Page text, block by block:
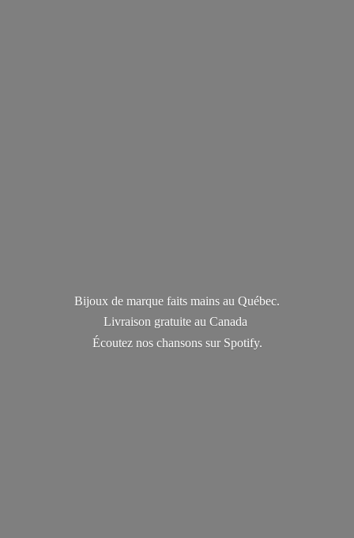
Bijoux de marque faits mains au Québec.
Livraison gratuite au Canada
Écoutez nos chansons sur Spotify.